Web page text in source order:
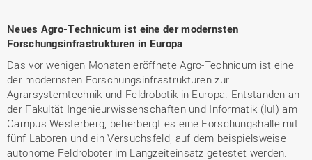
Neues Agro-Technicum ist eine der modernsten
Forschungsinfrastrukturen in Europa
Das vor wenigen Monaten eröffnete Agro-Technicum ist eine
der modernsten Forschungsinfrastrukturen zur
Agrarsystemtechnik und Feldrobotik in Europa. Entstanden an
der Fakultät Ingenieurwissenschaften und Informatik (IuI) am
Campus Westerberg, beherbergt es eine Forschungshalle mit
fünf Laboren und ein Versuchsfeld, auf dem beispielsweise
autonome Feldroboter im Langzeiteinsatz getestet werden.